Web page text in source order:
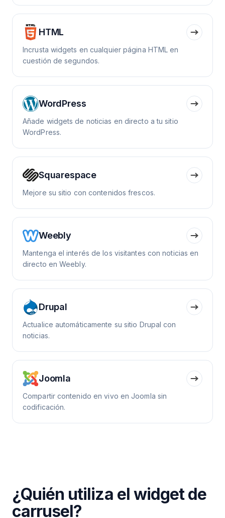
HTML
Incrusta widgets en cualquier página HTML en
cuestión de segundos.
WordPress
Añade widgets de noticias en directo a tu sitio
WordPress.
Squarespace
Mejore su sitio con contenidos frescos.
Weebly
Mantenga el interés de los visitantes con noticias en
directo en Weebly.
Drupal
Actualice automáticamente su sitio Drupal con
noticias.
Joomla
Compartir contenido en vivo en Joomla sin
codificación.
¿Quién utiliza el widget de
carrusel?